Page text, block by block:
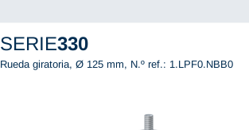
SERIE330
Rueda giratoria, Ø 125 mm, N.º ref.: 1.LPF0.NBB0